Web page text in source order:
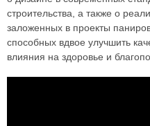
строительства, а также о
заложенных в проекты
способных вдвое улучшить
влияния на здоровье и